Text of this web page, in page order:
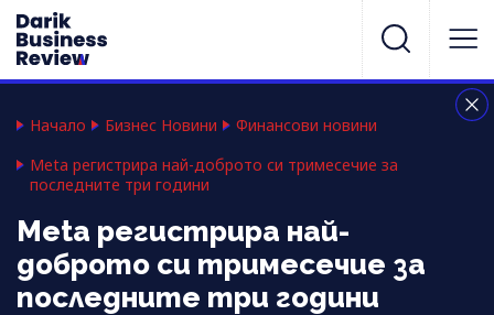
Начало Бизнес Новини
Финансови новини
Meta регистрира най-доброто си тримесечие за
последните три години
Meta регистрира най-
доброто си тримесечие за
последните три години